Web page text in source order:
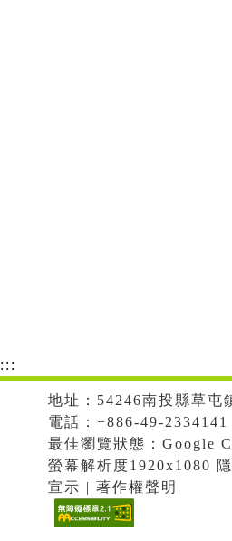
:::
地址：54246南投縣草屯
電話：+886-49-2334141
最佳瀏覽狀態：Google
螢幕解析度1920x1080
宣示 | 著作權聲明